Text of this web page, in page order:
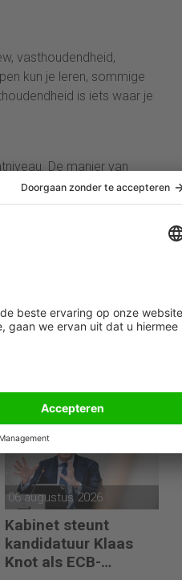
vasthoudendheid,
kun je leren, sommige
is iets waar je
De manier van
het aan op de omgang
afgestudeerd, kunnen zich
je leert in de praktijk.’
06 augustus 2026
Kabinet steunt
kandidatuur Klaas
Knot als ECB-